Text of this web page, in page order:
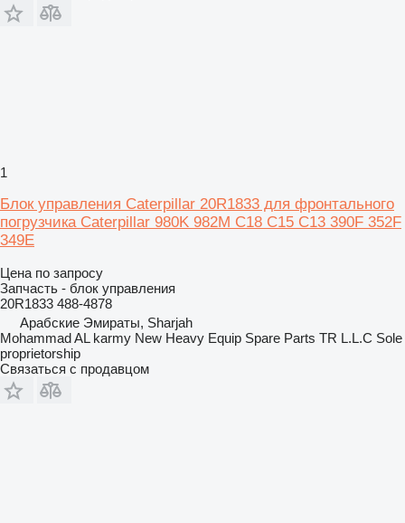
1
Блок управления Caterpillar 20R1833 для фронтального
погрузчика Caterpillar 980K 982M C18 C15 C13 390F 352F
349E
Цена по запросу
Запчасть - блок управления
20R1833 488-4878
Арабские Эмираты, Sharjah
Mohammad AL karmy New Heavy Equip Spare Parts TR L.L.C Sole
proprietorship
Связаться с продавцом